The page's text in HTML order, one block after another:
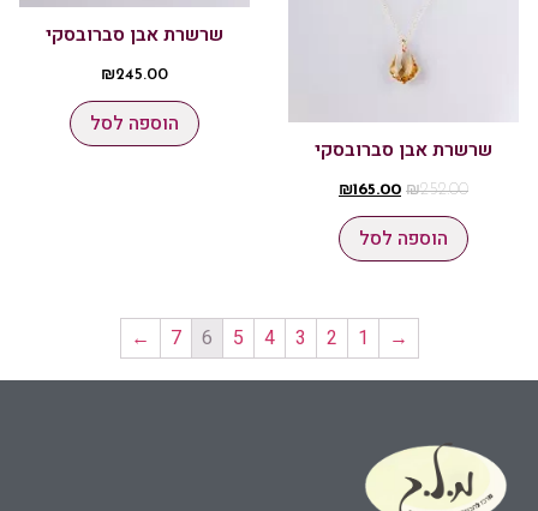
שרשרת אבן סברובסקי
₪252.00
₪165.00
הוספה לסל
שרשרת אבן סברובסקי
₪245.00
הוספה לסל
→
1
2
3
4
5
6
7
←